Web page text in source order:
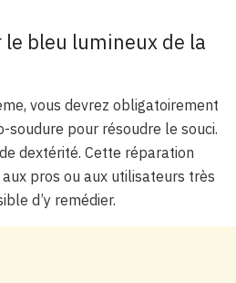
bleu lumineux de la
vous devrez obligatoirement
soudure pour résoudre le souci.
dextérité. Cette réparation
pros ou aux utilisateurs très
d’y remédier.